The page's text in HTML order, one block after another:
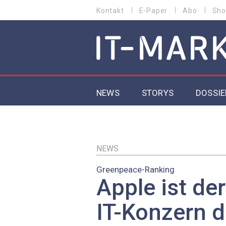
zum
MENU
Kontakt E-Paper Abo
MAIN NAVIGATION
NEWS STORYS
EU-
NEWS
Greenpeace-Ranking
Apple ist
IT-Konzern